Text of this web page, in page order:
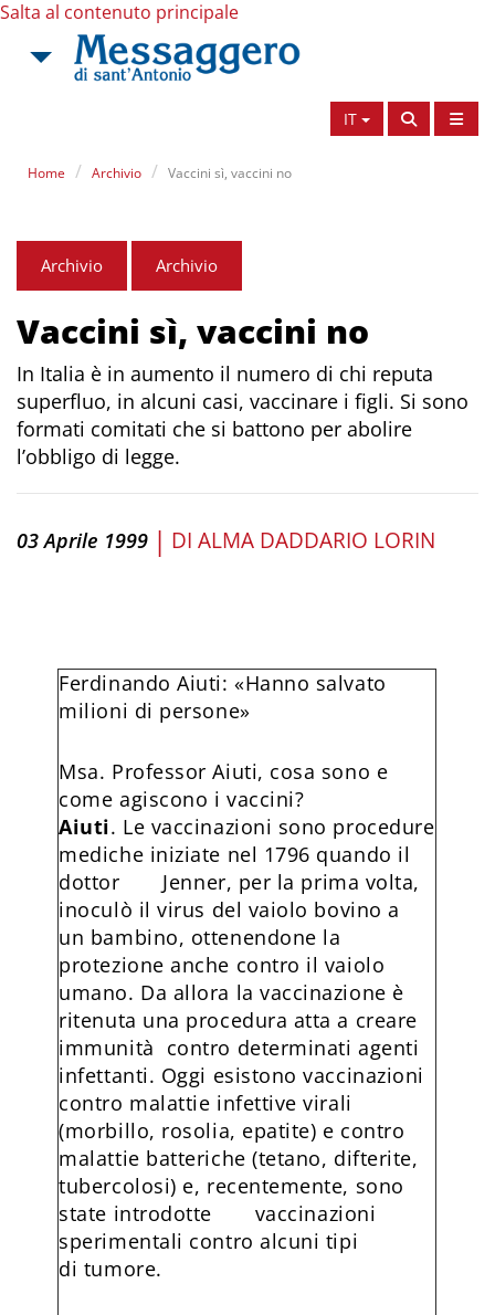
Salta al contenuto principale
IT
Home Archivio Vaccini sì, vaccini no
Archivio Archivio
Vaccini sì, vaccini no
In Italia è in aumento il numero di chi reputa
superfluo, in alcuni casi, vaccinare i figli. Si sono
formati comitati che si battono per abolire
l’obbligo di legge.
03 Aprile 1999 | DI ALMA DADDARIO LORIN
Ferdinando Aiuti: «Hanno salvato
milioni di persone»
Msa. Professor Aiuti, cosa sono e
come agiscono i vaccini?
Aiuti. Le vaccinazioni sono procedure
mediche iniziate nel 1796 quando il
dottor Jenner, per la prima volta,
inoculò il virus del vaiolo bovino a
un bambino, ottenendone la
protezione anche contro il vaiolo
umano. Da allora la vaccinazione è
ritenuta una procedura atta a creare
immunità contro determinati agenti
infettanti. Oggi esistono vaccinazioni
contro malattie infettive virali
(morbillo, rosolia, epatite) e contro
malattie batteriche (tetano, difterite,
tubercolosi) e, recentemente, sono
state introdotte vaccinazioni
sperimentali contro alcuni tipi
di tumore.